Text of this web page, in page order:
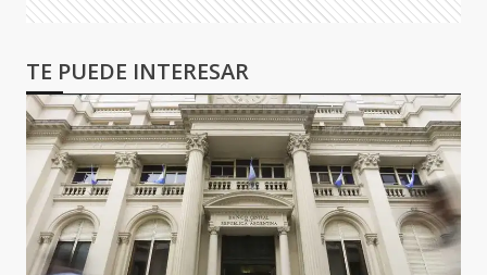
TE PUEDE INTERESAR